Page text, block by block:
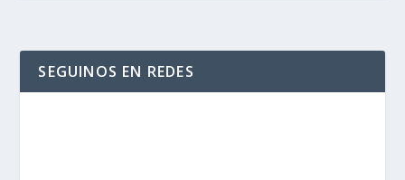
SEGUINOS EN REDES